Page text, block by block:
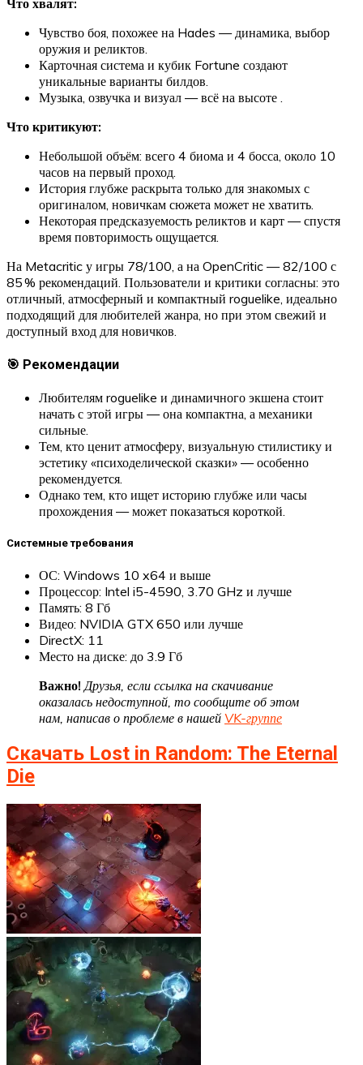
Что хвалят:
Чувство боя, похожее на Hades — динамика, выбор
оружия и реликтов.
Карточная система и кубик Fortune создают
уникальные варианты билдов.
Музыка, озвучка и визуал — всё на высоте .
Что критикуют:
Небольшой объём: всего 4 биома и 4 босса, около 10
часов на первый проход.
История глубже раскрыта только для знакомых с
оригиналом, новичкам сюжета может не хватить.
Некоторая предсказуемость реликтов и карт — спустя
время повторимость ощущается.
На Metacritic у игры 78/100, а на OpenCritic — 82/100 с
85 % рекомендаций. Пользователи и критики согласны: это
отличный, атмосферный и компактный roguelike, идеально
подходящий для любителей жанра, но при этом свежий и
доступный вход для новичков.
🎯 Рекомендации
Любителям roguelike и динамичного экшена стоит
начать с этой игры — она компактна, а механики
сильные.
Тем, кто ценит атмосферу, визуальную стилистику и
эстетику «психоделической сказки» — особенно
рекомендуется.
Однако тем, кто ищет историю глубже или часы
прохождения — может показаться короткой.
Системные требования
ОС: Windows 10 x64 и выше
Процессор: Intel i5-4590, 3.70 GHz и лучше
Память: 8 Гб
Видео: NVIDIA GTX 650 или лучше
DirectX: 11
Место на диске: до 3.9 Гб
Важно!Друзья, если ссылка на скачивание
оказалась недоступной, то сообщите об этом
нам, написав о проблеме в нашей VK-группе
Скачать Lost in Random: The Eternal
Die